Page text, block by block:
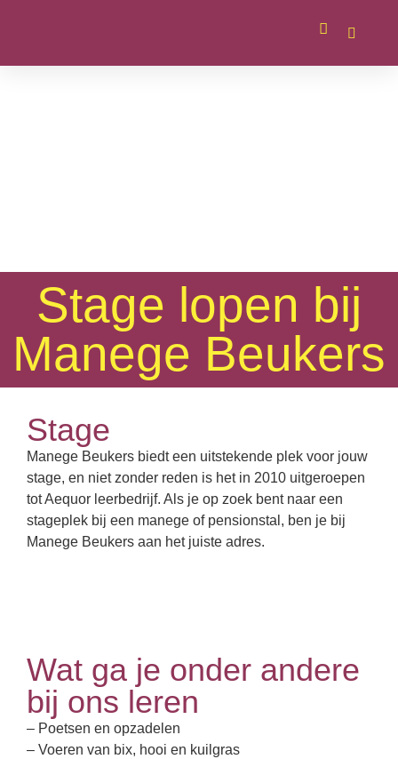
Stage lopen bij
Manege Beukers
Stage
Manege Beukers biedt een uitstekende plek voor jouw
stage, en niet zonder reden is het in 2010 uitgeroepen
tot Aequor leerbedrijf. Als je op zoek bent naar een
stageplek bij een manege of pensionstal, ben je bij
Manege Beukers aan het juiste adres.
Wat ga je onder andere
bij ons leren
– Poetsen en opzadelen
– Voeren van bix, hooi en kuilgras